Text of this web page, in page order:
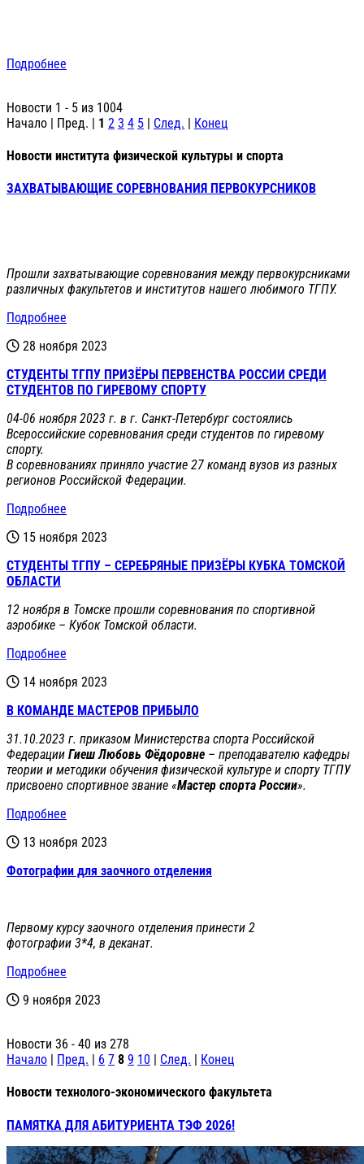
Подробнее
Новости 1 - 5 из 1004
Начало | Пред. | 1 2 3 4 5 | След. | Конец
Новости института физической культуры и спорта
ЗАХВАТЫВАЮЩИЕ СОРЕВНОВАНИЯ ПЕРВОКУРСНИКОВ
Прошли захватывающие соревнования между первокурсниками
различных факультетов и институтов нашего любимого ТГПУ.
Подробнее
28 ноября 2023
СТУДЕНТЫ ТГПУ ПРИЗЁРЫ ПЕРВЕНСТВА РОССИИ СРЕДИ
СТУДЕНТОВ ПО ГИРЕВОМУ СПОРТУ
04-06 ноября 2023 г. в г. Санкт-Петербург состоялись
Всероссийские соревнования среди студентов по гиревому
спорту.
В соревнованиях приняло участие 27 команд вузов из разных
регионов Российской Федерации.
Подробнее
15 ноября 2023
СТУДЕНТЫ ТГПУ – СЕРЕБРЯНЫЕ ПРИЗЁРЫ КУБКА ТОМСКОЙ
ОБЛАСТИ
12 ноября в Томске прошли соревнования по спортивной
аэробике – Кубок Томской области.
Подробнее
14 ноября 2023
В КОМАНДЕ МАСТЕРОВ ПРИБЫЛО
31.10.2023 г. приказом Министерства спорта Российской
Федерации Гиеш Любовь Фёдоровне – преподавателю кафедры
теории и методики обучения физической культуре и спорту ТГПУ
присвоено спортивное звание «Мастер спорта России».
Подробнее
13 ноября 2023
Фотографии для заочного отделения
Первому курсу заочного отделения принести 2
фотографии 3*4, в деканат.
Подробнее
9 ноября 2023
Новости 36 - 40 из 278
Начало | Пред. | 6 7 8 9 10 | След. | Конец
Новости технолого-экономического факультета
ПАМЯТКА ДЛЯ АБИТУРИЕНТА ТЭФ 2026!